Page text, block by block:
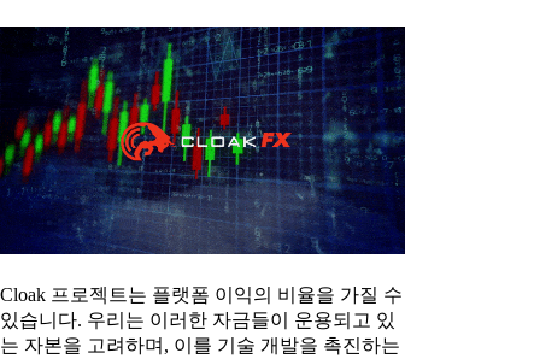
Cloak 프로젝트는 플랫폼 이익의 비율을 가질 수
있습니다. 우리는 이러한 자금들이 운용되고 있
는 자본을 고려하며, 이를 기술 개발을 촉진하는